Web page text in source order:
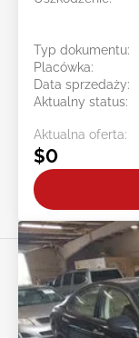
Typ dokumentu:
Placówka:
Data sprzedaży:
Aktualny status:
Aktualna oferta:
$0